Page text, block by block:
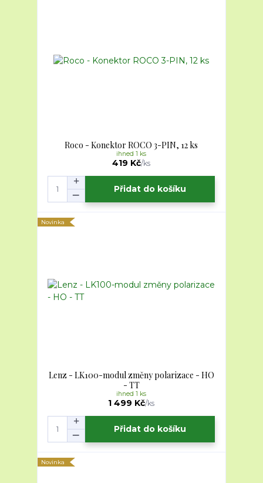
Roco - Konektor ROCO 3-PIN, 12 ks
419 Kč/ks
ihned 1 ks
Přidat do košíku
Novinka
Lenz - LK100-modul změny polarizace - HO
- TT
1 499 Kč/ks
ihned 1 ks
Přidat do košíku
Novinka